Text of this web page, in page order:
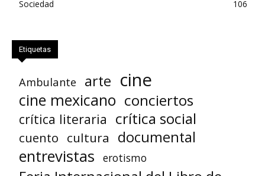
Sociedad
106
Etiquetas
Ambulante arte cine
cine mexicano conciertos
crítica literaria crítica social
cuento cultura documental
entrevistas erotismo